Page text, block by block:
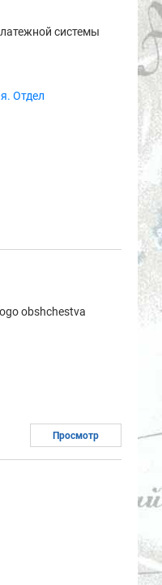
системы
Отдел
obshchestvа
Просмотр